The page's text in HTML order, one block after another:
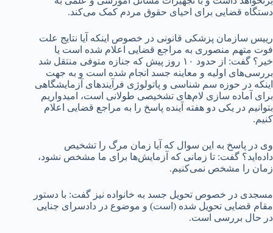
دستگاه قضایی برای احیای حقوق مردم کمک می‌کند.
رییس سازمان پزشکی قانونی در خصوص اینکه آیا نتایج علت
فوت متهم منصوری به مراجع قضایی اعلام شده است یا
خیر؟ گفت: از حدود ۱۰ روز پیش که جنازه متوفی منتقل شد
بررسی‌های اولیه و معاینه جسد انجام شده است و به جهت
اینکه در حوزه سم شناسی و پاتولوژی فرآیندهای آزمایشگاهی
برای آماده سازی لام‌های تشخیصی طولانی است، امیدواریم
بتوانیم در یکی دو هفته آینده پاسخ را به مراجع قضایی اعلام
کنیم.
وی در پاسخ به این سوال که آیا زمان مرگ را تشخیص
داده‌اید؟ گفت: تا زمانی که آزمایش‌ها برای ما مشخص نشود،
زمان را مشخص نمی‌کنیم.
مسجدی در خصوص تحویل جسد به خانواده نیز گفت: با دستور
مقام قضایی تحویل شده (است) و موضوع در دادسرای جنایی
در حال بررسی است.